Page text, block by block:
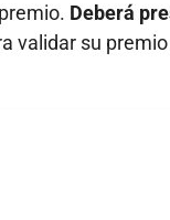
Deberá
validar su